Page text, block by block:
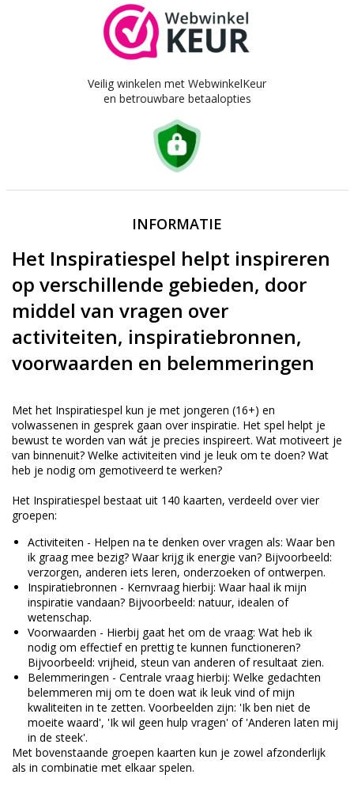
Veilig winkelen met WebwinkelKeur
en betrouwbare betaalopties
INFORMATIE
Het Inspiratiespel helpt inspireren
op verschillende gebieden, door
middel van vragen over
activiteiten, inspiratiebronnen,
voorwaarden en belemmeringen
Met het Inspiratiespel kun je met jongeren (16+) en
volwassenen in gesprek gaan over inspiratie. Het spel helpt je
bewust te worden van wát je precies inspireert. Wat motiveert je
van binnenuit? Welke activiteiten vind je leuk om te doen? Wat
heb je nodig om gemotiveerd te werken?
Het Inspiratiespel bestaat uit 140 kaarten, verdeeld over vier
groepen:
Activiteiten - Helpen na te denken over vragen als: Waar ben
ik graag mee bezig? Waar krijg ik energie van? Bijvoorbeeld:
verzorgen, anderen iets leren, onderzoeken of ontwerpen.
Inspiratiebronnen - Kernvraag hierbij: Waar haal ik mijn
inspiratie vandaan? Bijvoorbeeld: natuur, idealen of
wetenschap.
Voorwaarden - Hierbij gaat het om de vraag: Wat heb ik
nodig om effectief en prettig te kunnen functioneren?
Bijvoorbeeld: vrijheid, steun van anderen of resultaat zien.
Belemmeringen - Centrale vraag hierbij: Welke gedachten
belemmeren mij om te doen wat ik leuk vind of mijn
kwaliteiten in te zetten. Voorbeelden zijn: 'Ik ben niet de
moeite waard', 'Ik wil geen hulp vragen' of 'Anderen laten mij
in de steek'.
Met bovenstaande groepen kaarten kun je zowel afzonderlijk
als in combinatie met elkaar spelen.